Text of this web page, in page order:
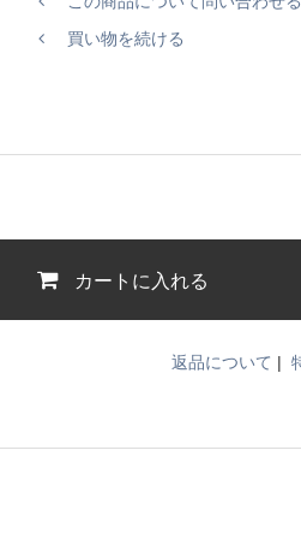
買い物を続ける
カートに入れる
返品について |